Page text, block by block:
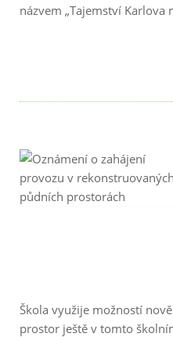
názvem „Tajemství Karlova
Škola využije možností
prostor ještě v tomto